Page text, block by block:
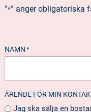
”*” anger obligatoriska
NAMN *
ÄRENDE FÖR MIN
Jag ska sälja en